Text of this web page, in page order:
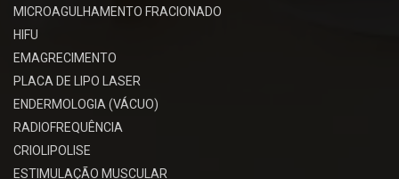
MICROAGULHAMENTO FRACIONADO
HIFU
EMAGRECIMENTO
PLACA DE LIPO LASER
ENDERMOLOGIA (VÁCUO)
RADIOFREQUÊNCIA
CRIOLIPOLISE
ESTIMULAÇÃO MUSCULAR